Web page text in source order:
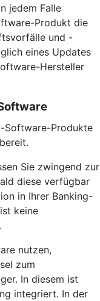
jedem Falle
Produkt die
und -
eines Updates
Hersteller
Software-Produkte
Sie zwingend zur
diese verfügbar
in Ihrer Banking-
keine
nutzen,
zum
In diesem ist
integriert. In der